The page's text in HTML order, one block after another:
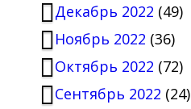
Декабрь 2022 (49)
Ноябрь 2022 (36)
Октябрь 2022 (72)
Сентябрь 2022 (24)